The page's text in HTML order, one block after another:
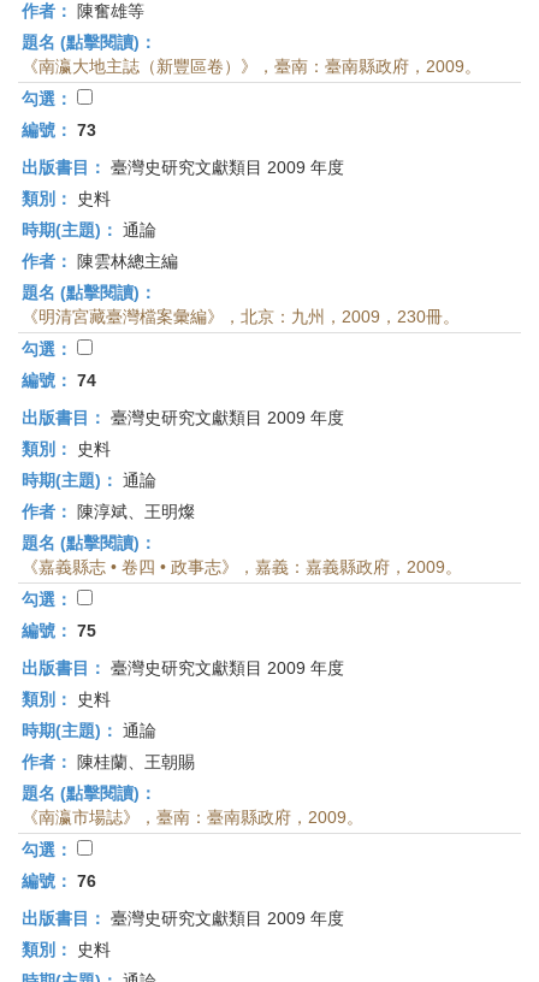
作者：
陳奮雄等
題名 (點擊閱讀)：
《南瀛大地主誌（新豐區卷）》，臺南：臺南縣政府，2009。
勾選：
編號： 73
出版書目： 臺灣史研究文獻類目 2009 年度
類別：
史料
時期(主題)： 通論
作者：
陳雲林總主編
題名 (點擊閱讀)：
《明清宮藏臺灣檔案彙編》，北京：九州，2009，230冊。
勾選：
編號： 74
出版書目： 臺灣史研究文獻類目 2009 年度
類別：
史料
時期(主題)： 通論
作者：
陳淳斌、王明燦
題名 (點擊閱讀)：
《嘉義縣志 • 卷四 • 政事志》，嘉義：嘉義縣政府，2009。
勾選：
編號： 75
出版書目： 臺灣史研究文獻類目 2009 年度
類別：
史料
時期(主題)： 通論
作者：
陳桂蘭、王朝賜
題名 (點擊閱讀)：
《南瀛市場誌》，臺南：臺南縣政府，2009。
勾選：
編號： 76
出版書目： 臺灣史研究文獻類目 2009 年度
類別：
史料